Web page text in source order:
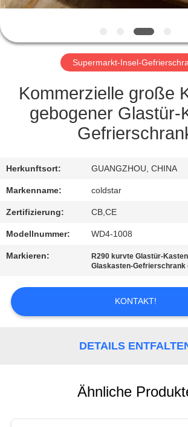
TRETEN
SIE
MIT
VERBINDUNG
FORDERN
SIE
EIN
SITEMAP
PRIVACY
Supermarkt-Insel-
Kommerzielle große
gebogener Glastür-
Herkunftsort: GUANGZHOU, CHINA
Markenname: coldstar
Zertifizierung: CB,CE
Modellnummer: WD4-1008
Markieren: R290 kurvte Glastür-
Glaskasten-Gefrierschrank
KONTAKT!
DETAILS
Ähnliche